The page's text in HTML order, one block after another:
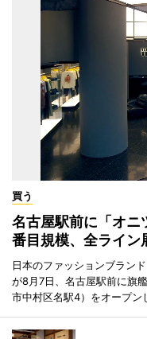
買う
名古屋駅前に「オ
番目規模、全ライン
日本のファッションブラン
が8月7日、名古屋駅前に旗
市中村区名駅4）をオープン